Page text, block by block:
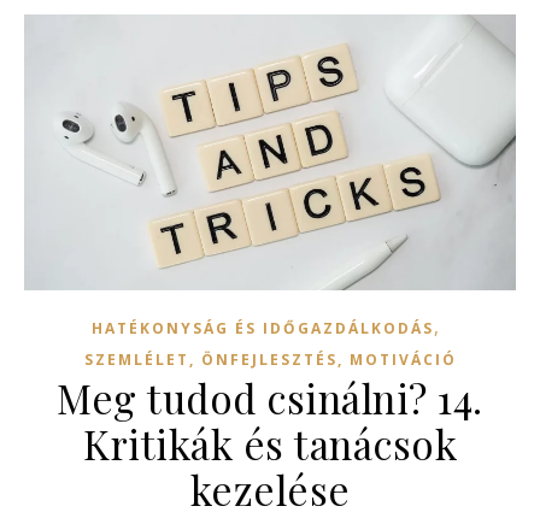
HATÉKONYSÁG ÉS IDŐGAZDÁLKODÁS,
SZEMLÉLET, ÖNFEJLESZTÉS, MOTIVÁCIÓ
Meg tudod csinálni? 14.
Kritikák és tanácsok
kezelése